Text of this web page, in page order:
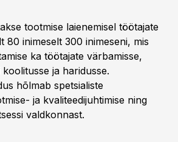
tootmise laienemisel töötajate
80 inimeselt 300 inimeseni, mis
ka töötajate värbamisse,
ja haridusse.
hõlmab spetsialiste
ja kvaliteedijuhtimise ning
valdkonnast.